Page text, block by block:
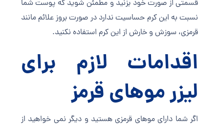
قسمتی از صورت خود بزنید و مطمئن شوید که پوست شما
نسبت به این کرم حساسیت ندارد در صورت بروز علائم مانند
قرمزی، سوزش و خارش از این کرم استفاده نکنید.
اقدامات لازم برای
لیزر موهای قرمز
اگر شما دارای موهای قرمزی هستید و دیگر نمی خواهید از